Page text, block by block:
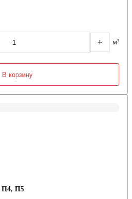
+ м³
В корзину
П4, П5